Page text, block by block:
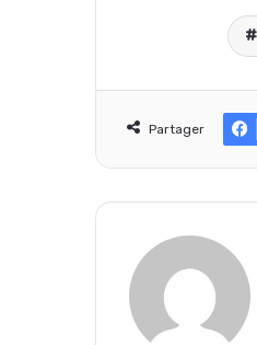
e
o
Partager